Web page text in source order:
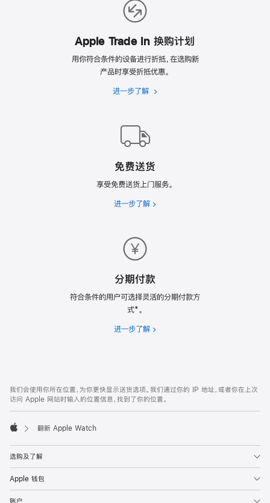
Apple Trade In 换购计划
用你符合条件的设备进行折抵，在选购新
产品时享受折抵优惠。
进一步了解
Apple
划
免费送货
享受免费送货上门服务。
进一步了解 免
分期付款
符合条件的用户可选择灵活的分期付款方
式*。
进一步了解 分
页
页
脚
注
我们会使用你所在位置，为你更快显示送货选项。我们通过你的 IP 地址，或者你在上次
访问 Apple 网站时输入的位置信息，找到了你的位置。
翻新 Apple Watch
选购及了解
Apple 钱包
账户